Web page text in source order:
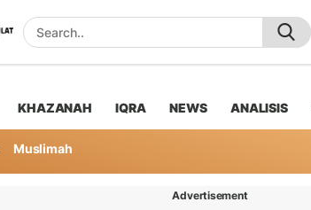
KHAZANAH IQRA NEWS ANALISIS
Muslimah
Advertisement